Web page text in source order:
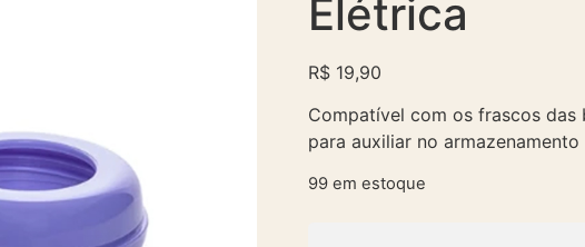
Elétrica
R$19,90
Compatível com os frascos das
para auxiliar no
99 em estoque